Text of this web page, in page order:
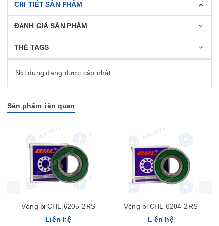
CHI TIẾT SẢN PHẨM
ĐÁNH GIÁ SẢN PHẨM
THẺ TAGS
Nội dung đang được cập nhật...
Sản phẩm liên quan
Vòng bi CHL 6205-2RS
Liên hệ
Vòng bi CHL 6204-2RS
Liên hệ